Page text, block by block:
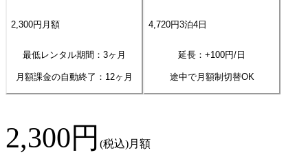
2,300円 月額
最低レンタル期間：3ヶ月
月額課金の自動終了： 12ヶ月
4,720円3泊4日
延長：+100円/日
途中で月額制切替OK
2,300円 (税込)月額